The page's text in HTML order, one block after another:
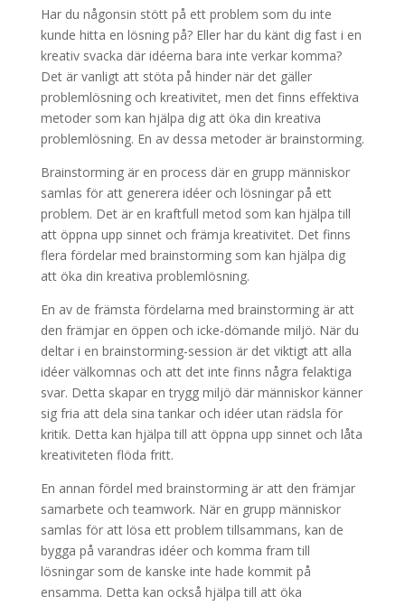
Har du någonsin stött på ett problem som du inte
kunde hitta en lösning på? Eller har du känt dig fast i en
kreativ svacka där idéerna bara inte verkar komma?
Det är vanligt att stöta på hinder när det gäller
problemlösning och kreativitet, men det finns effektiva
metoder som kan hjälpa dig att öka din kreativa
problemlösning. En av dessa metoder är brainstorming.
Brainstorming är en process där en grupp människor
samlas för att generera idéer och lösningar på ett
problem. Det är en kraftfull metod som kan hjälpa till
att öppna upp sinnet och främja kreativitet. Det finns
flera fördelar med brainstorming som kan hjälpa dig
att öka din kreativa problemlösning.
En av de främsta fördelarna med brainstorming är att
den främjar en öppen och icke-dömande miljö. När du
deltar i en brainstorming-session är det viktigt att alla
idéer välkomnas och att det inte finns några felaktiga
svar. Detta skapar en trygg miljö där människor känner
sig fria att dela sina tankar och idéer utan rädsla för
kritik. Detta kan hjälpa till att öppna upp sinnet och låta
kreativiteten flöda fritt.
En annan fördel med brainstorming är att den främjar
samarbete och teamwork. När en grupp människor
samlas för att lösa ett problem tillsammans, kan de
bygga på varandras idéer och komma fram till
lösningar som de kanske inte hade kommit på
ensamma. Detta kan också hjälpa till att öka